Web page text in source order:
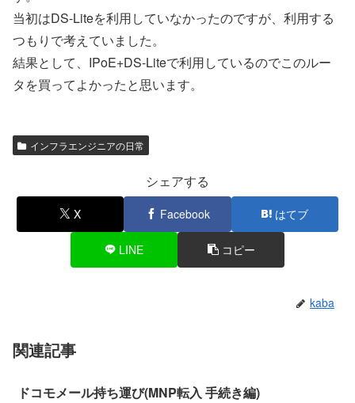
当初はDS-Liteを利用していなかったのですが、利用する
つもりで考えていました。
結果として、IPoE+DS-Liteで利用しているのでこのルー
タを買ってよかったと思います。
インフラエンジニアの日常
シェアする
X Facebook はてブ
LINE コピー
kaba
関連記事
ドコモメール持ち運び(MNP転入 手続き編)